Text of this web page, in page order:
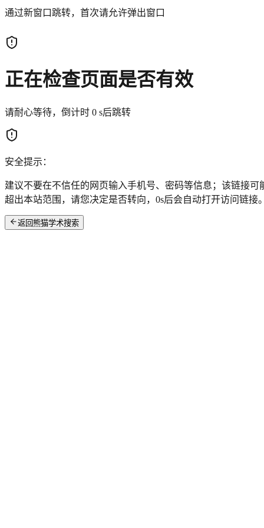
通过新窗口跳转，首次请允许弹出窗口
正在检查页面是否有效
请耐心等待，倒计时 0 s后跳转
安全提示：
建议不要在不信任的网页输入手机号、密码等信息；该链接可
超出本站范围，请您决定是否转向， 0s后会自动打开访问链接
返回熊猫学术搜索